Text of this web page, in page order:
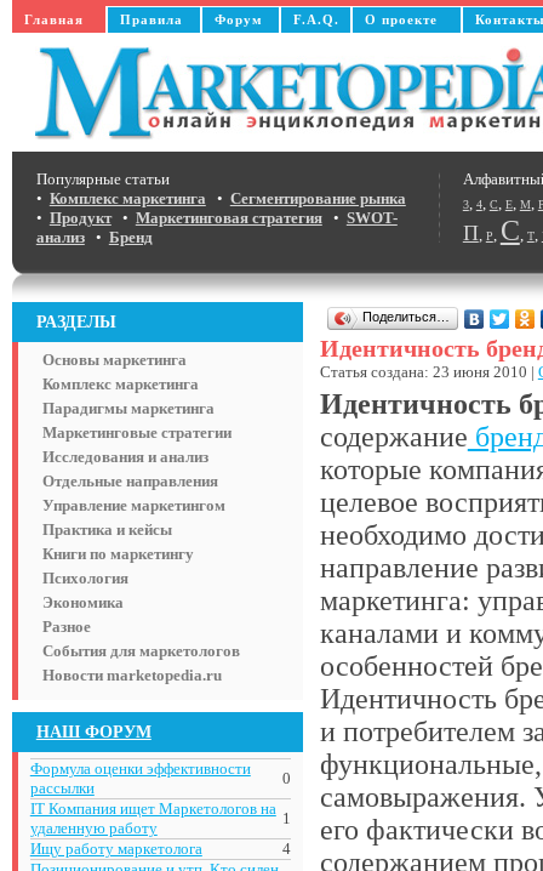
Главная Правила Форум F.A.Q. О проекте
3, 4, C, E, M,
П, Р, С, Т,
Популярные статьи
• Комплекс маркетинга • Сегментирование рынка
• Продукт• Маркетинговая стратегия• SWOT-
анализ• Бренд
РАЗДЕЛЫ
Основы маркетинга
Комплекс маркетинга
Парадигмы маркетинга
Маркетинговые стратегии
Исследования и анализ
Отдельные направления
Управление маркетингом
Практика и кейсы
Книги по маркетингу
Психология
Экономика
Разное
События для маркетологов
Новости marketopedia.ru
НАШ ФОРУМ
Формула оценки эффективности
рассылки
0
IT Компания ищет Маркетологов на
удаленную работу
1
Ищу работу маркетолога
4
Поделиться…
Идентичность
Статья создана: 23 июня 2010 |
Идентичность
содержание
которые
целевое
необходимо
направление
маркетинга:
каналами и
особенностей
Идентичность
и потребителем
самовыражения.
его фактически
содержанием